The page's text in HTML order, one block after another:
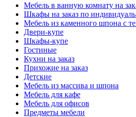
Мебель в ванную комнату на
Шкафы на заказ по
Мебель из каменного шпона с
Двери-купе
Шкафы-купе
Гостиные
Кухни на заказ
Прихожие на заказ
Детские
Мебель из массива и шпона
Мебель для кафе
Мебель для офисов
Предметы мебели